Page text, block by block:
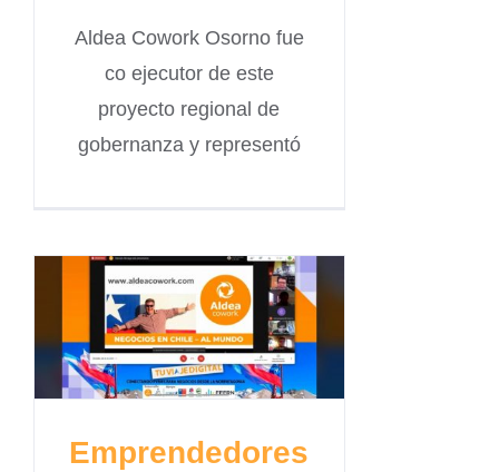
Aldea Cowork Osorno fue
co ejecutor de este
proyecto regional de
gobernanza y representó
Emprendedores